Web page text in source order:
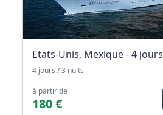
Etats-Unis, Mexique - 4 jours
4 jours / 3 nuits
à partir de
180 €